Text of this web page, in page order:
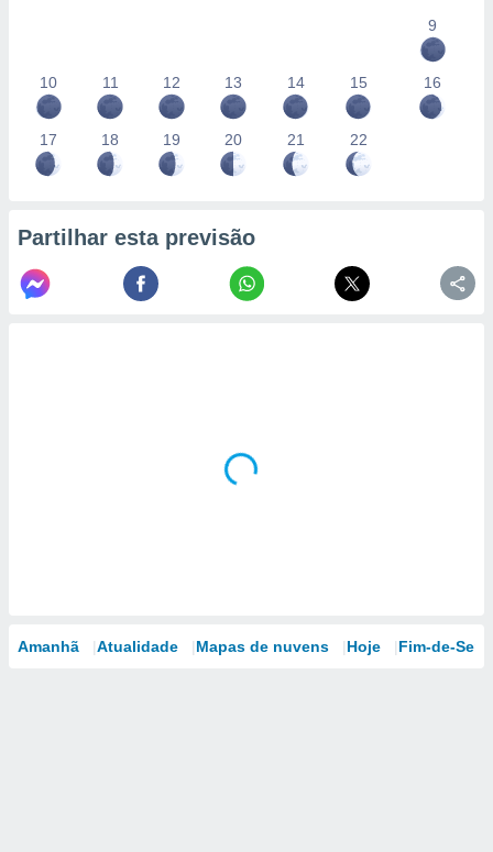
9
10 11 12 13 14 15 16
17 18 19 20 21 22
Partilhar esta previsão
Amanhã Atualidade Mapas de nuvens Hoje Fim-de-